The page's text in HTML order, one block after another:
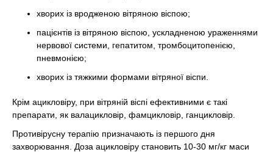
хворих із вродженою вітряною віспою;
пацієнтів із вітряною віспою, ускладненою ураженнями
нервової системи, гепатитом, тромбоцитопенією,
пневмонією;
хворих із тяжкими формами вітряної віспи.
Крім ацикловіру, при вітряній віспі ефективними є такі
препарати, як валацикловір, фамцикловір, ганцикловір.
Противірусну терапію призначають із першого дня
захворювання. Доза ацикловіру становить 10-30 мг/кг маси